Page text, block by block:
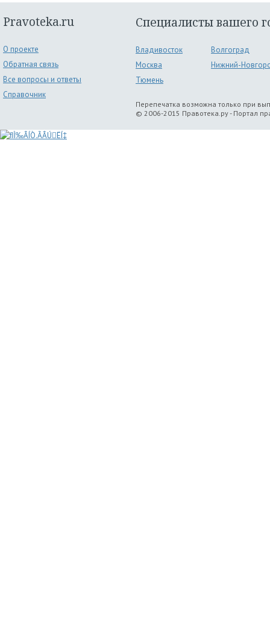
Pravoteka.ru
О проекте
Обратная связь
Все вопросы и ответы
Справочник
Специалисты вашего
Владивосток
Волгоград
Москва
Нижний-
Тюмень
Перепечатка возможна только при
© 2006-2015 Правотека.ру - Портал